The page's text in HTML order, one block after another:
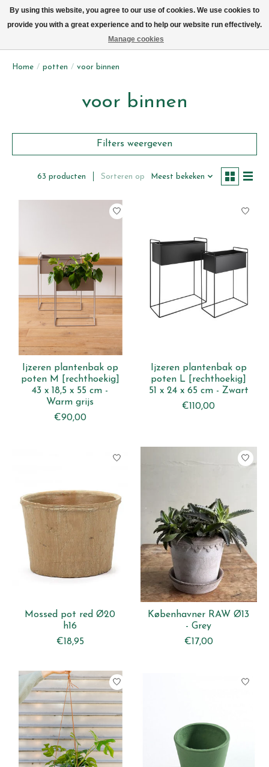
Home / potten / voor binnen
voor binnen
Filters weergeven
63 producten Sorteren op Meest bekeken
Ijzeren plantenbak op
poten M [rechthoekig]
43 x 18,5 x 55 cm -
Warm grijs
€90,00
Ijzeren plantenbak op
poten L [rechthoekig]
51 x 24 x 65 cm - Zwart
€110,00
Mossed pot red Ø20
h16
€18,95
Københavner RAW Ø13
- Grey
€17,00
By using this website, you agree to our use of cookies. We use cookies to
provide you with a great experience and to help our website run effectively.
Manage cookies